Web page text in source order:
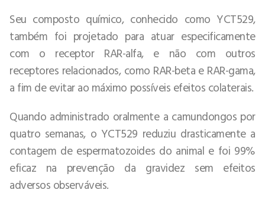
Seu composto químico, conhecido como YCT529,
também foi projetado para atuar especificamente
com o receptor RAR-alfa, e não com outros
receptores relacionados, como RAR-beta e RAR-gama,
a fim de evitar ao máximo possíveis efeitos colaterais.
Quando administrado oralmente a camundongos por
quatro semanas, o YCT529 reduziu drasticamente a
contagem de espermatozoides do animal e foi 99%
eficaz na prevenção da gravidez sem efeitos
adversos observáveis.